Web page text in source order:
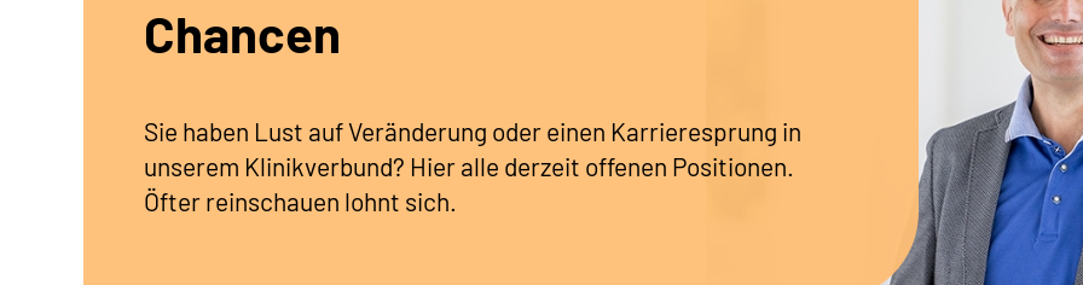
Chancen
Sie haben Lust auf Veränderung oder einen Karrieresprung in
unserem Klinikverbund? Hier alle derzeit offenen Positionen.
Öfter reinschauen lohnt sich.